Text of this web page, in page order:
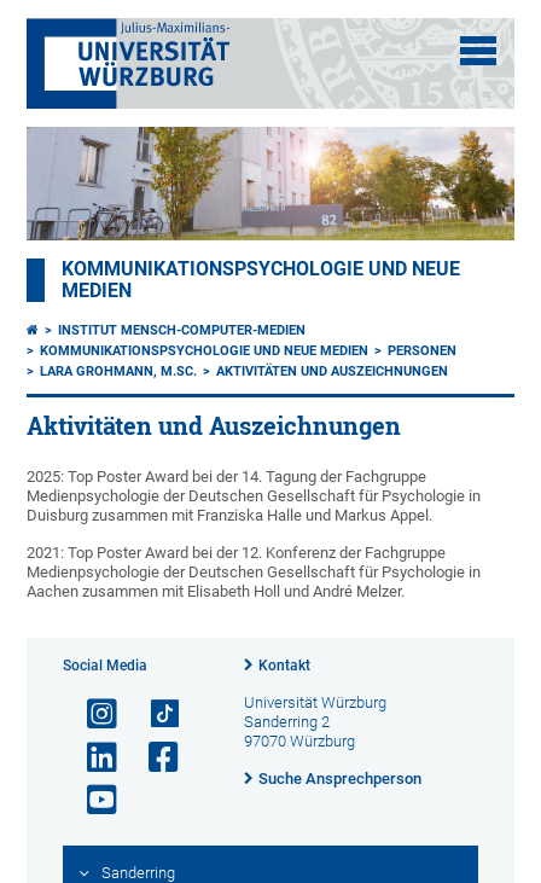
KOMMUNIKATIONSPSYCHOLOGIE UND NEUE
MEDIEN
INSTITUT MENSCH-COMPUTER-MEDIEN
KOMMUNIKATIONSPSYCHOLOGIE UND NEUE MEDIEN
PERSONEN
LARA GROHMANN, M.SC.
AKTIVITÄTEN UND AUSZEICHNUNGEN
Aktivitäten und Auszeichnungen
2025: Top Poster Award bei der 14. Tagung der Fachgruppe
Medienpsychologie der Deutschen Gesellschaft für Psychologie in
Duisburg zusammen mit Franziska Halle und Markus Appel.
2021: Top Poster Award bei der 12. Konferenz der Fachgruppe
Medienpsychologie der Deutschen Gesellschaft für Psychologie in
Aachen zusammen mit Elisabeth Holl und André Melzer.
Social Media Kontakt
Universität Würzburg
Sanderring 2
97070 Würzburg
Suche Ansprechperson
Sanderring